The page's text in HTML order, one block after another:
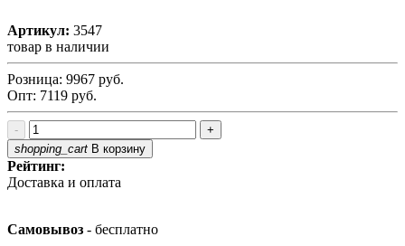
Артикул: 3547
товар в наличии
Розница: 9967 руб.
Опт: 7119 руб.
-
+
shopping_cart В корзину
Рейтинг:
Доставка и оплата
Самовывоз - бесплатно